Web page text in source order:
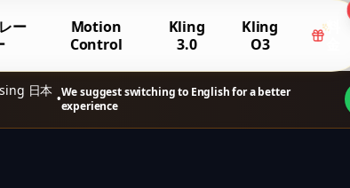
ー
Motion
Control
Kling
3.0
Kling
O3
料
日本
•We suggest switching to English for a better
experience